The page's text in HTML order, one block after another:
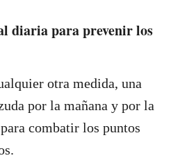
diaria para prevenir los
otra medida, una
por la mañana y por la
combatir los puntos